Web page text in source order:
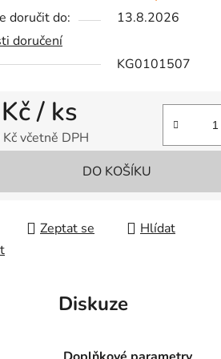
doručit do:
13.8.2026
doručení
KG0101507
/ ks
včetně DPH
DO KOŠÍKU
Zeptat se
Hlídat
Diskuze